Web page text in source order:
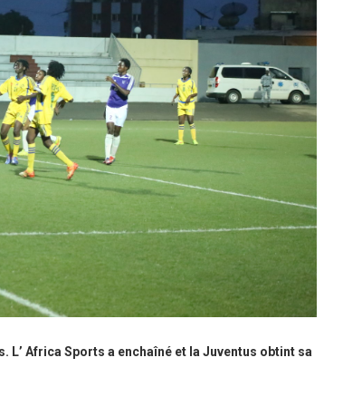
Africa Sports a enchaîné et la Juventus obtint sa